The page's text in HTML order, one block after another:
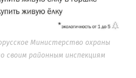
Министерство охраны
своим районным инспекциям